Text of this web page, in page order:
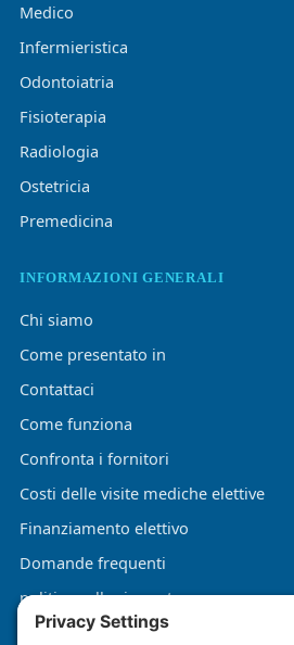
Medico
Infermieristica
Odontoiatria
Fisioterapia
Radiologia
Ostetricia
Premedicina
INFORMAZIONI GENERALI
Chi siamo
Come presentato in
Contattaci
Come funziona
Confronta i fornitori
Costi delle visite mediche elettive
Finanziamento elettivo
Domande frequenti
politica sulla riservatezza
Termini e condizioni